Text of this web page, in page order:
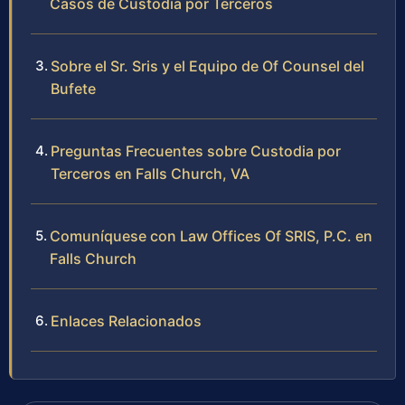
Casos de Custodia por Terceros
Sobre el Sr. Sris y el Equipo de Of Counsel del
Bufete
Preguntas Frecuentes sobre Custodia por
Terceros en Falls Church, VA
Comuníquese con Law Offices Of SRIS, P.C. en
Falls Church
Enlaces Relacionados